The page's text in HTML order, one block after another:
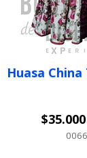
Huasa
VER
0066